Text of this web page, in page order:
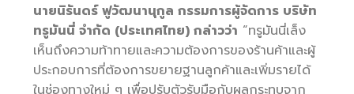
นายนิรันดร์ ฟูวัฒนานุกูล กรรมการผู้จัดการ บริษัท
ทรูมันนี่ จำกัด (ประเทศไทย) กล่าวว่า “ทรูมันนี่เล็ง
เห็นถึงความท้าทายและความต้องการของร้านค้าและผู้
ประกอบการที่ต้องการขยายฐานลูกค้าและเพิ่มรายได้
ในช่องทางใหม่ ๆ เพื่อปรับตัวรับมือกับผลกระทบจาก